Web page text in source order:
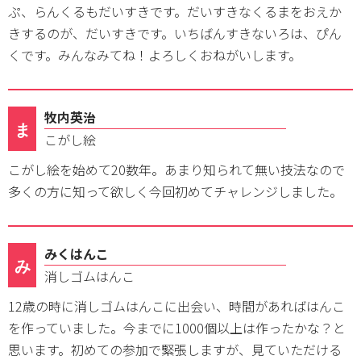
ぷ、らんくるもだいすきです。だいすきなくるまをおえか
きするのが、だいすきです。いちばんすきないろは、ぴん
くです。みんなみてね！よろしくおねがいします。
ま
牧内英治
こがし絵
こがし絵を始めて20数年。あまり知られて無い技法なので
多くの方に知って欲しく今回初めてチャレンジしました。
み
みくはんこ
消しゴムはんこ
12歳の時に消しゴムはんこに出会い、時間があればはんこ
を作っていました。今までに1000個以上は作ったかな？と
思います。初めての参加で緊張しますが、見ていただける